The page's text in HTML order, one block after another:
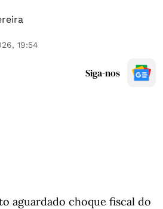
19:54
Siga-nos
aguardado choque fiscal do